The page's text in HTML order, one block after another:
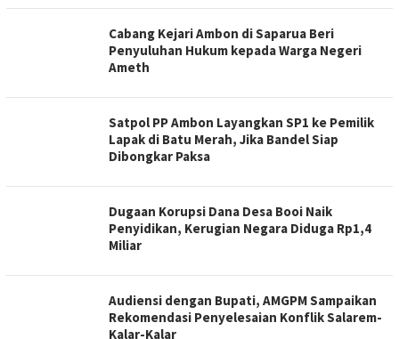
Cabang Kejari Ambon di Saparua Beri
Penyuluhan Hukum kepada Warga Negeri
Ameth
Satpol PP Ambon Layangkan SP1 ke Pemilik
Lapak di Batu Merah, Jika Bandel Siap
Dibongkar Paksa
Dugaan Korupsi Dana Desa Booi Naik
Penyidikan, Kerugian Negara Diduga Rp1,4
Miliar
Audiensi dengan Bupati, AMGPM Sampaikan
Rekomendasi Penyelesaian Konflik Salarem-
Kalar-Kalar